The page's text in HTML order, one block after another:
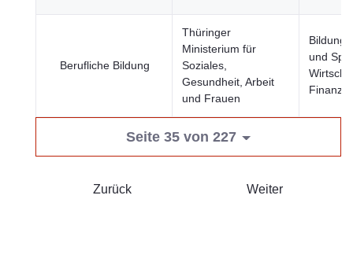
Berufliche Bildung
Thüringer
Ministerium für
Soziales,
Gesundheit, Arbeit
und Frauen
Bildung,
und
Seite 35 von 227
Zurück Weiter